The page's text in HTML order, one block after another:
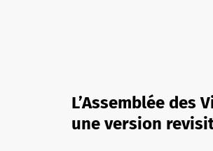
L’Assemblée des
une version